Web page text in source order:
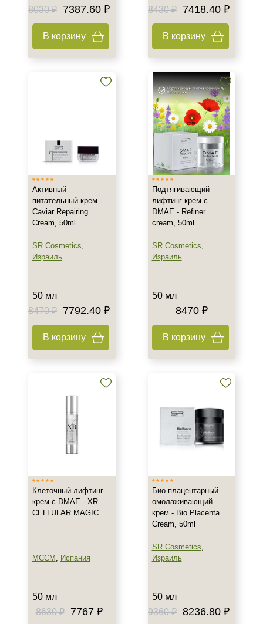
8030 ₽
7387.60 ₽
В корзину
8430 ₽
7418.40 ₽
В корзину
Активный
питательный крем -
Caviar Repairing
Cream, 50ml
SR Cosmetics,
Израиль
50 мл
8470 ₽
7792.40 ₽
В корзину
Подтягивающий
лифтинг крем с
DMAE - Refiner
cream, 50ml
SR Cosmetics,
Израиль
50 мл
8470 ₽
В корзину
Клеточный лифтинг-
крем с DMAE - XR
CELLULAR MAGIC
MCCM , Испания
50 мл
8630 ₽
7767 ₽
Био-плацентарный
омолаживающий
крем - Bio Placenta
Cream, 50ml
SR Cosmetics,
Израиль
50 мл
9360 ₽ 8236.80 ₽
+7 (495) 640-58-89
+7 (929) 933-09-89